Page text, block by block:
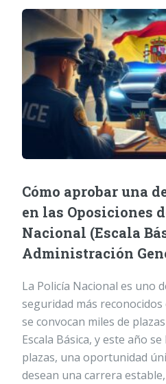
Cómo aprobar una
en las Oposiciones
Nacional (Escala
Administración
La Policía Nacional es uno
seguridad más reconocidos
se convocan miles de
Escala Básica, y este año
plazas, una oportunidad
desean una carrera